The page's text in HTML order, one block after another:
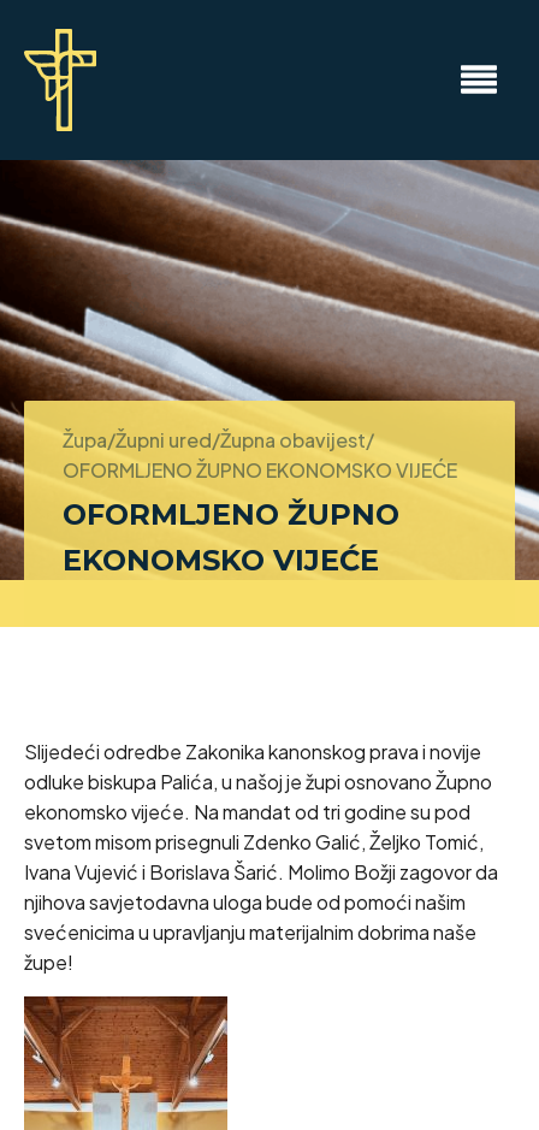
Župa/Župni ured/Župna obavijest/
OFORMLJENO ŽUPNO EKONOMSKO VIJEĆE
OFORMLJENO ŽUPNO
EKONOMSKO VIJEĆE
Slijedeći odredbe Zakonika kanonskog prava i novije
odluke biskupa Palića, u našoj je župi osnovano Župno
ekonomsko vijeće. Na mandat od tri godine su pod
svetom misom prisegnuli Zdenko Galić, Željko Tomić,
Ivana Vujević i Borislava Šarić. Molimo Božji zagovor da
njihova savjetodavna uloga bude od pomoći našim
svećenicima u upravljanju materijalnim dobrima naše
župe!